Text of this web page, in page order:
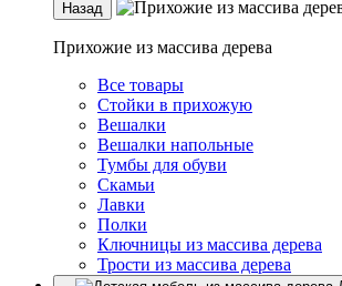
Назад
Прихожие из массива дерева
Все товары
Стойки в прихожую
Вешалки
Вешалки напольные
Тумбы для обуви
Скамьи
Лавки
Полки
Ключницы из массива дерева
Трости из массива дерева